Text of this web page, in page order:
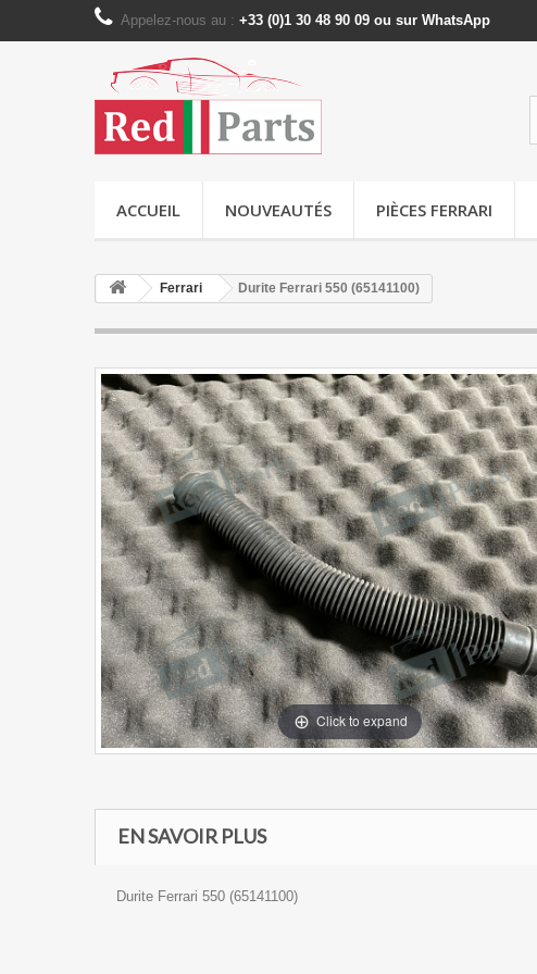
Appelez-nous au : +33 (0)1 30 48 90 09 ou sur WhatsApp
ACCUEIL NOUVEAUTÉS PIÈCES FERRARI
Ferrari Durite Ferrari 550 (65141100)
Click to expand
EN SAVOIR PLUS
Durite Ferrari 550 (65141100)